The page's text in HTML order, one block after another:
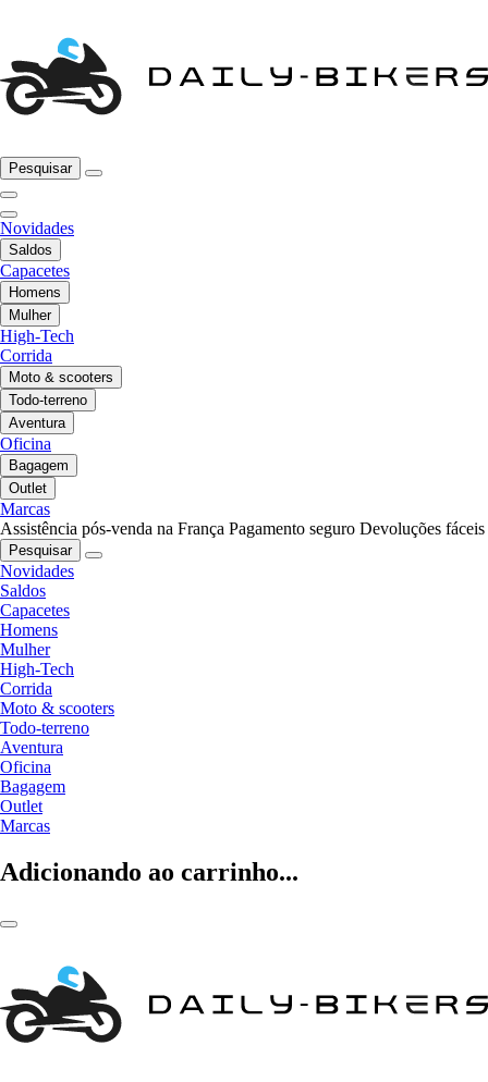
Pesquisar
Novidades
Saldos
Capacetes
Homens
Mulher
High-Tech
Corrida
Moto & scooters
Todo-terreno
Aventura
Oficina
Bagagem
Outlet
Marcas
Assistência pós-venda na França Pagamento seguro Devoluções fáceis
Pesquisar
Novidades
Saldos
Capacetes
Homens
Mulher
High-Tech
Corrida
Moto & scooters
Todo-terreno
Aventura
Oficina
Bagagem
Outlet
Marcas
Adicionando ao carrinho...